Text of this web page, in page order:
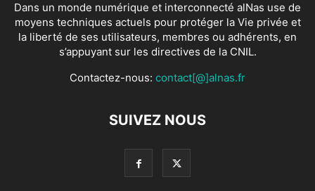
Dans un monde numérique et interconnecté alNas use de
moyens techniques actuels pour protéger la Vie privée et
la liberté de ses utilisateurs, membres ou adhérents, en
s’appuyant sur les directives de la CNIL.
Contactez-nous: contact[@]alnas.fr
SUIVEZ NOUS